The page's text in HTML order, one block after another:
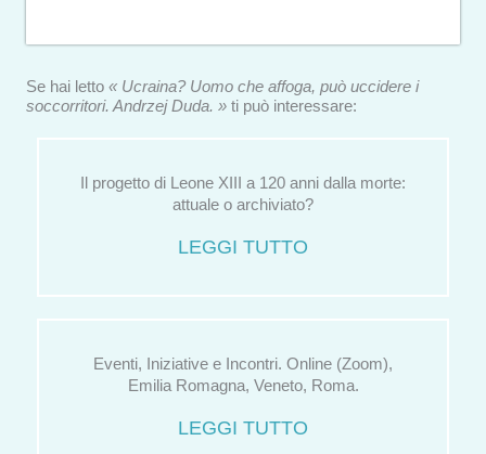
Se hai letto « Ucraina? Uomo che affoga, può uccidere i
soccorritori. Andrzej Duda. » ti può interessare:
Il progetto di Leone XIII a 120 anni dalla morte:
attuale o archiviato?
LEGGI TUTTO
Eventi, Iniziative e Incontri. Online (Zoom),
Emilia Romagna, Veneto, Roma.
LEGGI TUTTO